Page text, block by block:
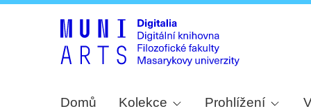
Domů Kolekce Prohlížení